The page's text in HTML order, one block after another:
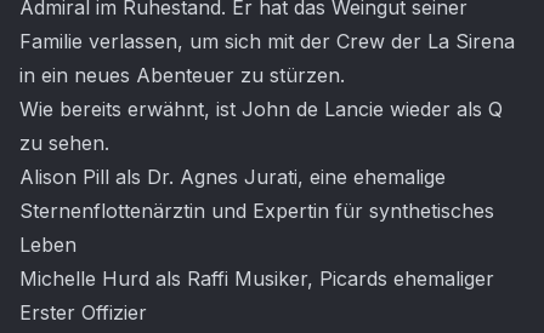
Admiral im Ruhestand. Er hat das Weingut seiner
Familie verlassen, um sich mit der Crew der La Sirena
in ein neues Abenteuer zu stürzen.
Wie bereits erwähnt, ist John de Lancie wieder als Q
zu sehen.
Alison Pill als Dr. Agnes Jurati, eine ehemalige
Sternenflottenärztin und Expertin für synthetisches
Leben
Michelle Hurd als Raffi Musiker, Picards ehemaliger
Erster Offizier